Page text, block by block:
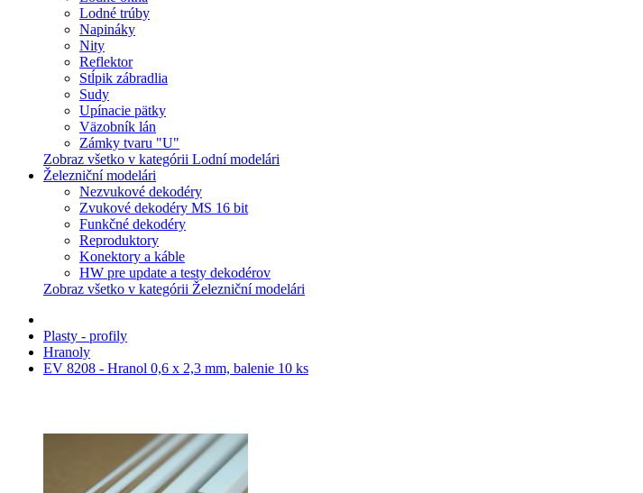
Lodné trúby
Napináky
Nity
Reflektor
Stĺpik zábradlia
Sudy
Upínacie pätky
Väzobník lán
Zámky tvaru "U"
Zobraz všetko v kategórii Lodní modelári
Železniční modelári
Nezvukové dekodéry
Zvukové dekodéry MS 16 bit
Funkčné dekodéry
Reproduktory
Konektory a káble
HW pre update a testy dekodérov
Zobraz všetko v kategórii Železniční modelári
Plasty - profily
Hranoly
EV 8208 - Hranol 0,6 x 2,3 mm, balenie 10 ks